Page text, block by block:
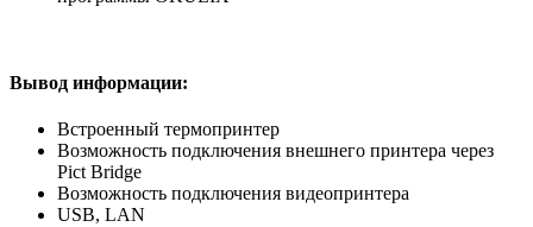
Вывод информации:
Встроенный термопринтер
Возможность подключения внешнего принтера через
Pict Bridge
Возможность подключения видеопринтера
USB, LAN